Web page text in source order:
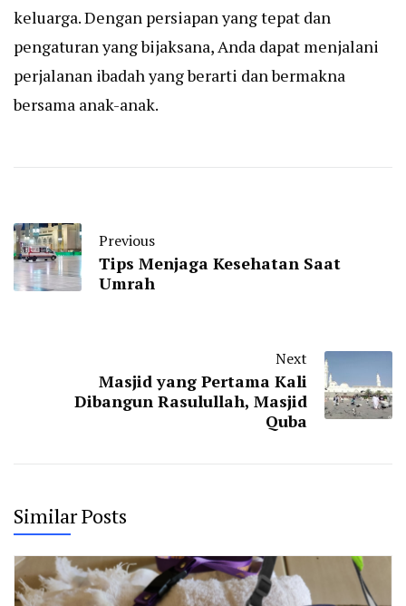
keluarga. Dengan persiapan yang tepat dan
pengaturan yang bijaksana, Anda dapat menjalani
perjalanan ibadah yang berarti dan bermakna
bersama anak-anak.
Previous
Tips Menjaga Kesehatan Saat
Umrah
Next
Masjid yang Pertama Kali
Dibangun Rasulullah, Masjid
Quba
Similar Posts